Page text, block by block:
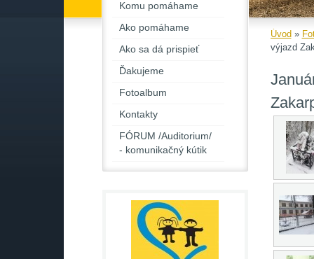
Komu pomáhame
Ako pomáhame
Ako sa dá prispieť
Ďakujeme
Fotoalbum
Kontakty
FÓRUM /Auditorium/
- komunikačný kútik
Úvod »
výjazd